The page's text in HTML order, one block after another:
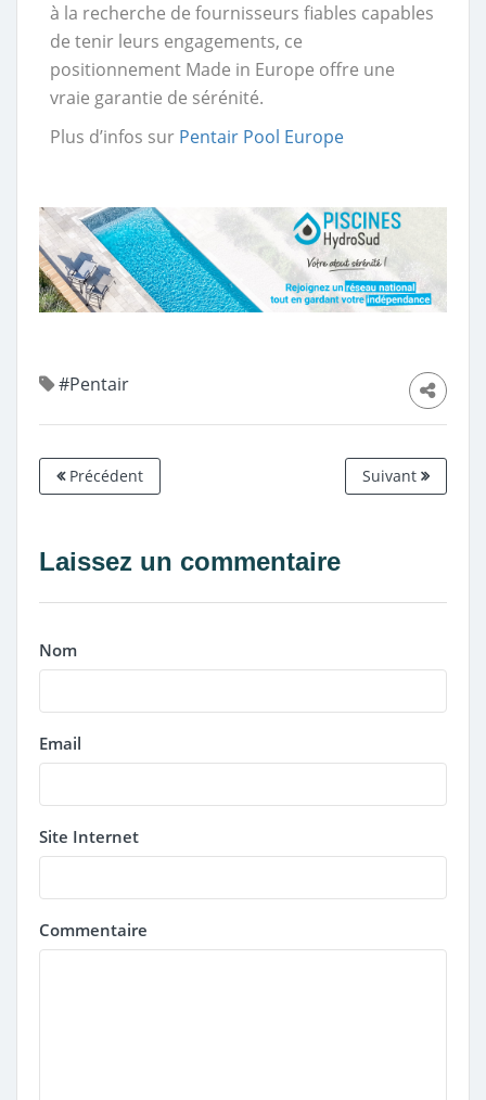
à la recherche de fournisseurs fiables capables
de tenir leurs engagements, ce
positionnement Made in Europe offre une
vraie garantie de sérénité.
Plus d’infos sur Pentair Pool Europe
#Pentair
Précédent Suivant
Laissez un commentaire
Nom
Email
Site Internet
Commentaire